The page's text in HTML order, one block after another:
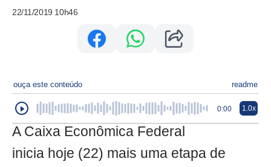
22/11/2019 10h46
ouça este conteúdo readme
0:00 1.0x
A Caixa Econômica Federal
inicia hoje (22) mais uma etapa de